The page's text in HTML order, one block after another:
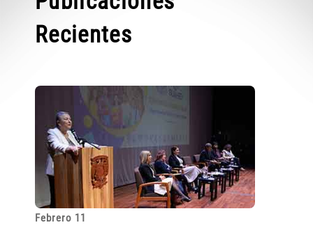
Recientes
Febrero 11